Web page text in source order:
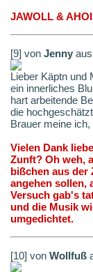
JAWOLL &
[9] von Jenny
Lieber Käptn und
ein innerliches
hart arbeitende
die
Brauer meine
Vielen Dank
Zunft? Oh weh,
bißchen aus der
angehen sollen,
Versuch gab's
und die Musik
umgedichtet.
[10] von Wollfuß